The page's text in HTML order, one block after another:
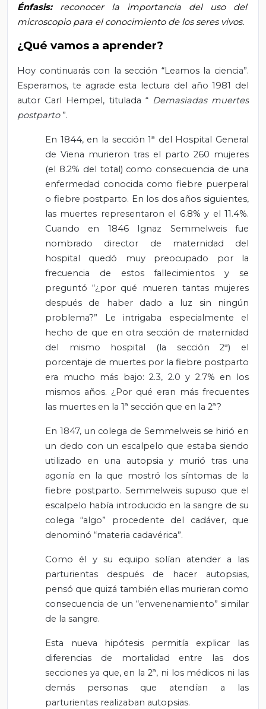
Énfasis: reconocer la importancia del uso del
microscopio para el conocimiento de los seres vivos.
¿Qué vamos a aprender?
Hoy continuarás con la sección “Leamos la ciencia”.
Esperamos, te agrade esta lectura del año 1981 del
autor Carl Hempel, titulada “ Demasiadas muertes
postparto ”.
En 1844, en la sección 1ª del Hospital General
de Viena murieron tras el parto 260 mujeres
(el 8.2% del total) como consecuencia de una
enfermedad conocida como fiebre puerperal
o fiebre postparto. En los dos años siguientes,
las muertes representaron el 6.8% y el 11.4%.
Cuando en 1846 Ignaz Semmelweis fue
nombrado director de maternidad del
hospital quedó muy preocupado por la
frecuencia de estos fallecimientos y se
preguntó “¿por qué mueren tantas mujeres
después de haber dado a luz sin ningún
problema?” Le intrigaba especialmente el
hecho de que en otra sección de maternidad
del mismo hospital (la sección 2ª) el
porcentaje de muertes por la fiebre postparto
era mucho más bajo: 2.3, 2.0 y 2.7% en los
mismos años. ¿Por qué eran más frecuentes
las muertes en la 1ª sección que en la 2ª?
En 1847, un colega de Semmelweis se hirió en
un dedo con un escalpelo que estaba siendo
utilizado en una autopsia y murió tras una
agonía en la que mostró los síntomas de la
fiebre postparto. Semmelweis supuso que el
escalpelo había introducido en la sangre de su
colega “algo” procedente del cadáver, que
denominó “materia cadavérica”.
Como él y su equipo solían atender a las
parturientas después de hacer autopsias,
pensó que quizá también ellas murieran como
consecuencia de un “envenenamiento” similar
de la sangre.
Esta nueva hipótesis permitía explicar las
diferencias de mortalidad entre las dos
secciones ya que, en la 2ª, ni los médicos ni las
demás personas que atendían a las
parturientas realizaban autopsias.